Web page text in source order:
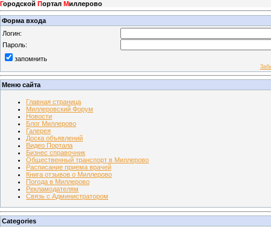
Городской Портал Миллерово
Форма входа
Логин:
Пароль:
запомнить
Меню сайта
Главная страница
Миллеровский Форум
Новости
Блог Миллерово
Галерея
Доска объявлений
Видео Портала
Бизнес справочник
Общественный транспорт в Миллерово
Расписание приема врачей
Книга отзывов о Миллерово
Погода в Миллерово
Рекламодателям
Связь с Администратором
Categories